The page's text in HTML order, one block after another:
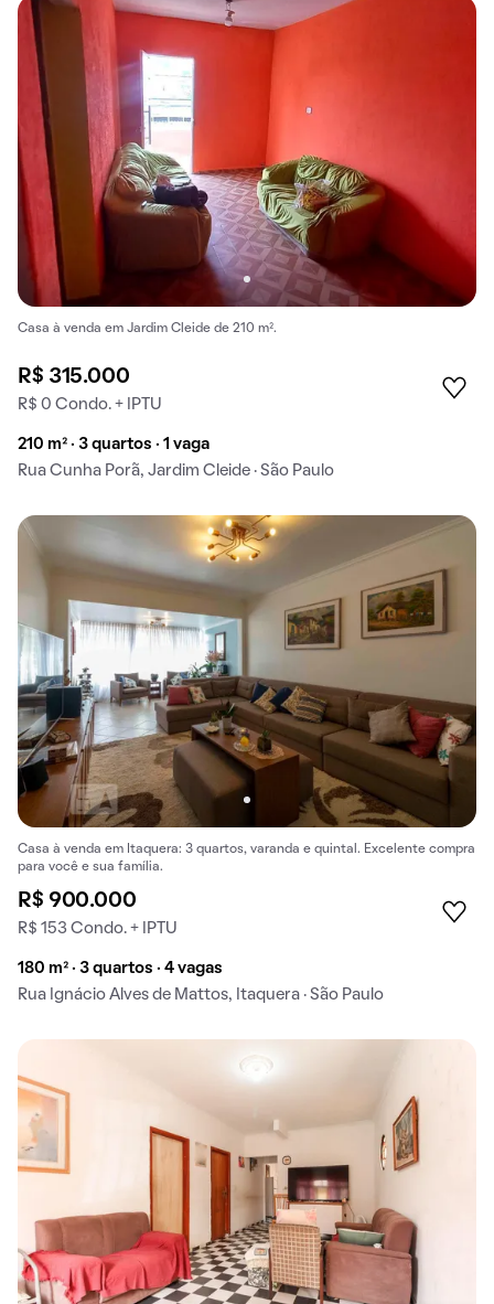
Casa à venda em Jardim Cleide de 210 m².
R$ 315.000
R$ 0 Condo. + IPTU
210 m² · 3 quartos · 1 vaga
Rua Cunha Porã, Jardim Cleide · São Paulo
Casa à venda em Itaquera: 3 quartos, varanda e quintal. Excelente compra
para você e sua família.
R$ 900.000
R$ 153 Condo. + IPTU
180 m² · 3 quartos · 4 vagas
Rua Ignácio Alves de Mattos, Itaquera · São Paulo